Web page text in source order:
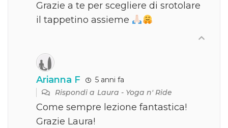
Grazie a te per scegliere di srotolare
il tappetino assieme
Arianna F
5 anni fa
Rispondi aLaura - Yoga n' Ride
Come sempre lezione fantastica!
Grazie Laura!